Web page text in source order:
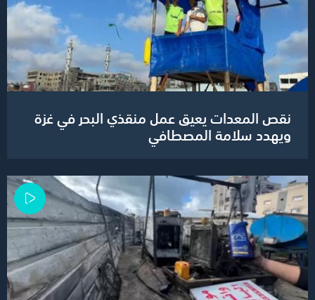
نقص المعدات يعيق عمل منقذي البحر في غزة
ويهدد سلامة المصطافي